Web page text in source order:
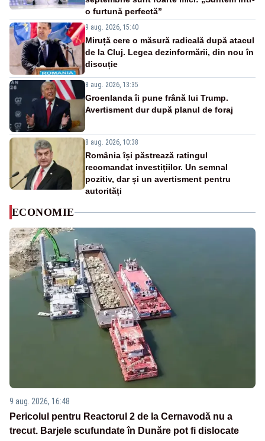
o furtună perfectă”
9 aug. 2026, 15:40
Miruță cere o măsură radicală după atacul
de la Cluj. Legea dezinformării, din nou în
discuție
8 aug. 2026, 13:35
Groenlanda îi pune frână lui Trump.
Avertisment dur după planul de foraj
8 aug. 2026, 10:38
România își păstrează ratingul
recomandat investițiilor. Un semnal
pozitiv, dar și un avertisment pentru
autorități
ECONOMIE
9 aug. 2026, 16:48
Pericolul pentru Reactorul 2 de la Cernavodă nu a
trecut. Barjele scufundate în Dunăre pot fi dislocate